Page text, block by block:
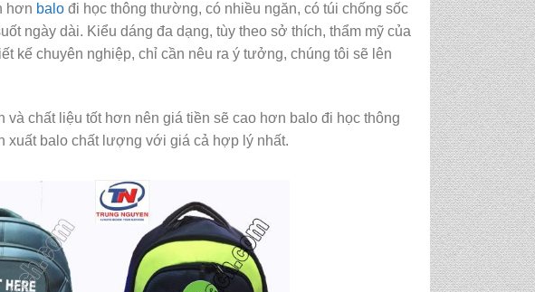
hơn balođi học thông thường, có nhiều ngăn, có túi chống sốc
ngày dài. Kiểu dáng đa dạng, tùy theo sở thích, thẩm mỹ của
kế chuyên nghiệp, chỉ cần nêu ra ý tưởng, chúng tôi sẽ lên
chất liệu tốt hơn nên giá tiền sẽ cao hơn balo đi học thông
xuất balo chất lượng với giá cả hợp lý nhất.